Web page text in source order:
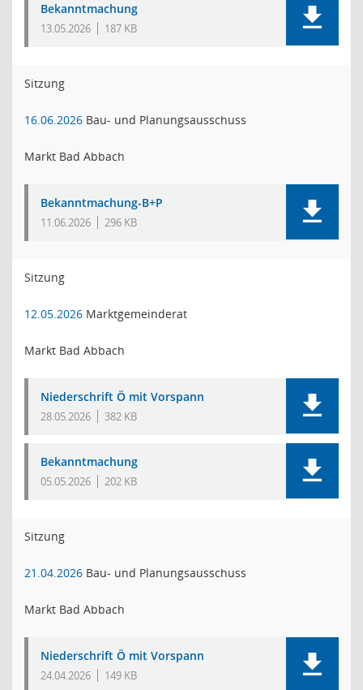
Bekanntmachung
13.05.2026 187 KB
Sitzung
16.06.2026 Bau- und Planungsausschuss
Markt Bad Abbach
Bekanntmachung-B+P
11.06.2026 296 KB
Sitzung
12.05.2026 Marktgemeinderat
Markt Bad Abbach
Niederschrift Ö mit Vorspann
28.05.2026 382 KB
Bekanntmachung
05.05.2026 202 KB
Sitzung
21.04.2026 Bau- und Planungsausschuss
Markt Bad Abbach
Niederschrift Ö mit Vorspann
24.04.2026 149 KB